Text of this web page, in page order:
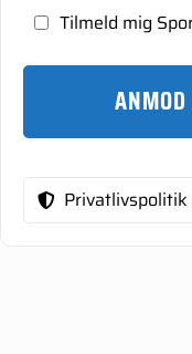
Tilmeld mig
Privatlivspolitik